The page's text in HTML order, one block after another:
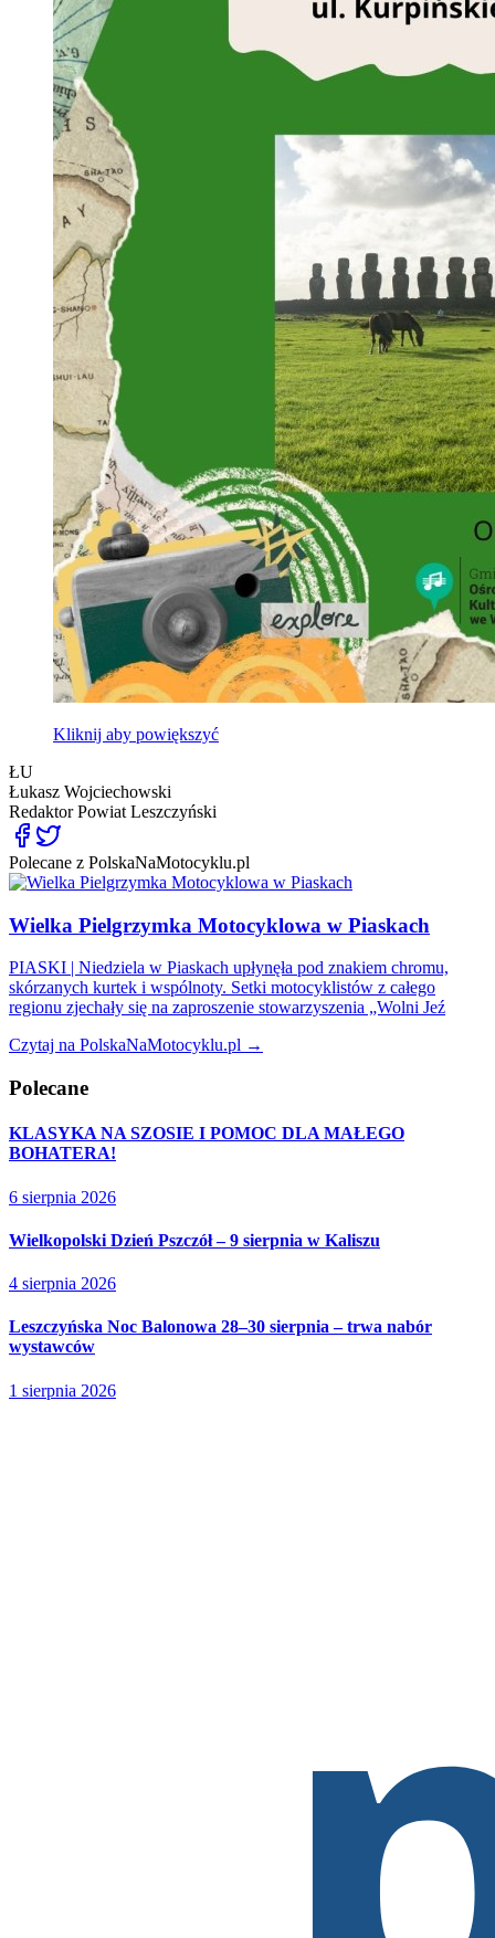
Kliknij aby powiększyć
ŁU
Łukasz Wojciechowski
RedaktorPowiat Leszczyński
Polecane z PolskaNaMotocyklu.pl
Wielka Pielgrzymka Motocyklowa w Piaskach
PIASKI | Niedziela w Piaskach upłynęła pod znakiem chromu,
skórzanych kurtek i wspólnoty. Setki motocyklistów z całego
regionu zjechały się na zaproszenie stowarzyszenia „Wolni Jeź
Czytaj na PolskaNaMotocyklu.pl →
Polecane
KLASYKA NA SZOSIE I POMOC DLA MAŁEGO
BOHATERA!
6 sierpnia 2026
Wielkopolski Dzień Pszczół – 9 sierpnia w Kaliszu
4 sierpnia 2026
Leszczyńska Noc Balonowa 28–30 sierpnia – trwa nabór
wystawców
1 sierpnia 2026